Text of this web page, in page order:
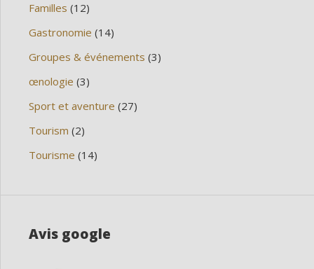
Familles (12)
Gastronomie (14)
Groupes & événements (3)
œnologie (3)
Sport et aventure (27)
Tourism (2)
Tourisme (14)
Avis google